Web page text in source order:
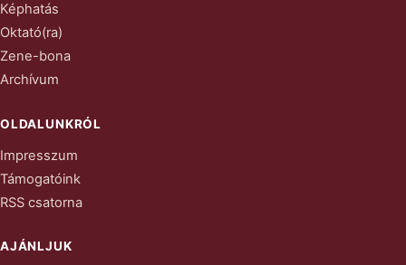
Képhatás
Oktató(ra)
Zene-bona
Archívum
OLDALUNKRÓL
Impresszum
Támogatóink
RSS csatorna
AJÁNLJUK